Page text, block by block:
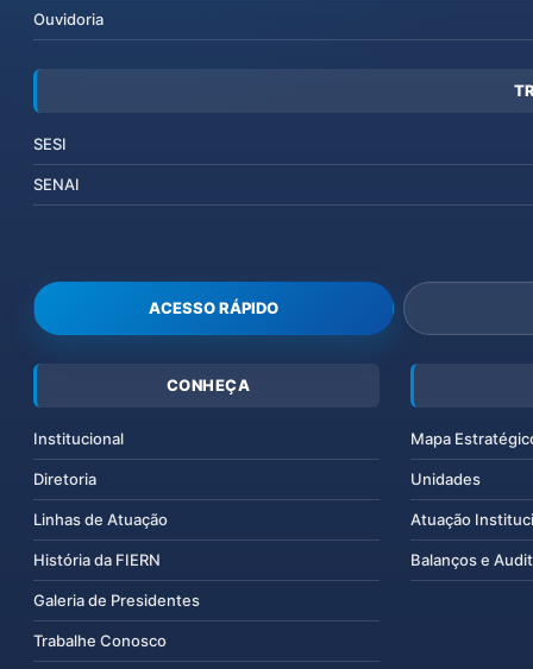
Ouvidoria
SESI
SENAI
ACESSO RÁPIDO
CONHEÇA
Institucional
Diretoria
Linhas de Atuação
História da FIERN
Galeria de Presidentes
Trabalhe Conosco
Mapa
Unidades
Atuação
Balanços e